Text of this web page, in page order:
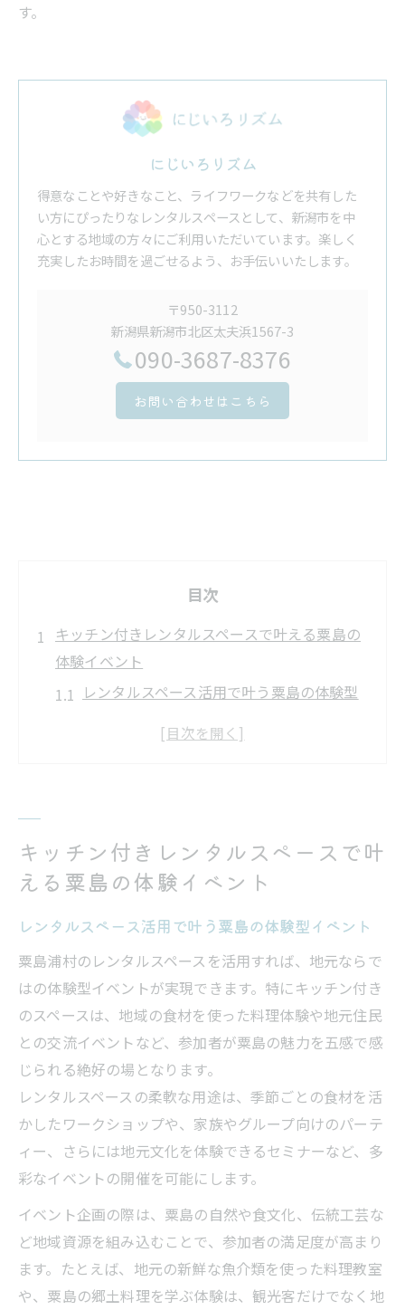
す。
にじいろリズム
得意なことや好きなこと、ライフワークなどを共有した
い方にぴったりなレンタルスペースとして、新潟市を中
心とする地域の方々にご利用いただいています。楽しく
充実したお時間を過ごせるよう、お手伝いいたします。
〒950-3112
新潟県新潟市北区太夫浜1567-3
090-3687-8376
お問い合わせはこちら
目次
キッチン付きレンタルスペースで叶える粟島の
体験イベント
レンタルスペース活用で叶う粟島の体験型
レンタルスペースならではの料理教室体験
の魅力
菓子製造業許可のあるレンタルスペースの
選び方
地域資源を活かしたレンタルスペースの楽しみ
方
レンタルスペースで粟島の地域資源を体験
しよう
地元食材を使ったイベントに最適なレンタ
ルスペース
キッチン付きレンタルスペースで郷土料理
体験
観光と組み合わせたレンタルスペース利用
法
レンタルスペースで伝統文化を深く味わう
方法
キッチン付きレンタルスペースで叶
える粟島の体験イベント
レンタルスペース活用で叶う粟島の体験型イベント
粟島浦村のレンタルスペースを活用すれば、地元ならで
はの体験型イベントが実現できます。特にキッチン付き
のスペースは、地域の食材を使った料理体験や地元住民
との交流イベントなど、参加者が粟島の魅力を五感で感
じられる絶好の場となります。
レンタルスペースの柔軟な用途は、季節ごとの食材を活
かしたワークショップや、家族やグループ向けのパーテ
ィー、さらには地元文化を体験できるセミナーなど、多
彩なイベントの開催を可能にします。
イベント企画の際は、粟島の自然や食文化、伝統工芸な
ど地域資源を組み込むことで、参加者の満足度が高まり
ます。たとえば、地元の新鮮な魚介類を使った料理教室
や、粟島の郷土料理を学ぶ体験は、観光客だけでなく地